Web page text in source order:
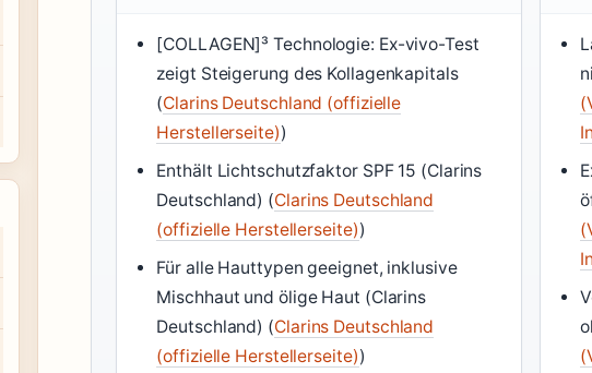
[COLLAGEN]³ Technologie: Ex-vivo-Test
zeigt Steigerung des Kollagenkapitals
(Clarins Deutschland (offizielle
Herstellerseite))
Enthält Lichtschutzfaktor SPF 15 (Clarins
Deutschland) (Clarins Deutschland
(offizielle Herstellerseite))
Für alle Hauttypen geeignet, inklusive
Mischhaut und ölige Haut (Clarins
Deutschland) (Clarins Deutschland
(offizielle Herstellerseite))